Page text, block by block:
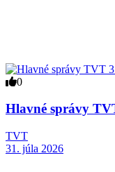
0
Hlavné správy
TVT
31. júla 2026